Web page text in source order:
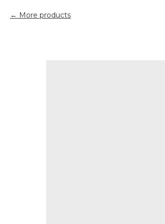
More products